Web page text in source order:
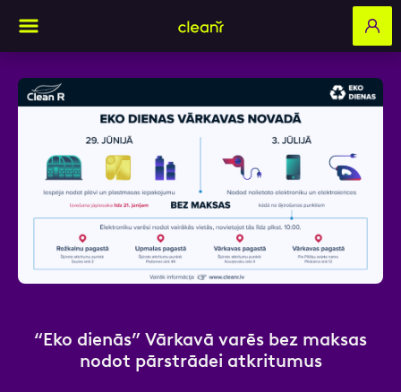
“Eko dienās” Vārkavā varēs bez maksas
nodot pārstrādei atkritumus
Aizpildi pieteikuma formu un mēs ar tevi
sazināsimies
Vārds, Uzvārds